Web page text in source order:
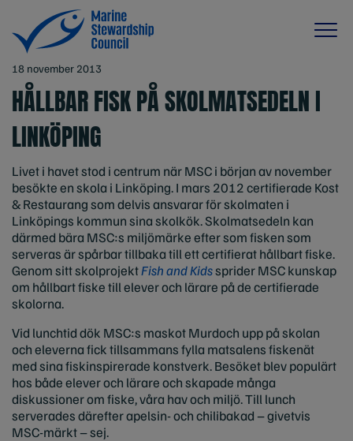
18 november 2013
HÅLLBAR FISK PÅ SKOLMATSEDELN I
LINKÖPING
Livet i havet stod i centrum när MSC i början av november
besökte en skola i Linköping. I mars 2012 certifierade Kost
& Restaurang som delvis ansvarar för skolmaten i
Linköpings kommun sina skolkök. Skolmatsedeln kan
därmed bära MSC:s miljömärke efter som fisken som
serveras är spårbar tillbaka till ett certifierat hållbart fiske.
Genom sitt skolprojektFish and Kidssprider MSC kunskap
om hållbart fiske till elever och lärare på de certifierade
skolorna.
Vid lunchtid dök MSC:s maskot Murdoch upp på skolan
och eleverna fick tillsammans fylla matsalens fiskenät
med sina fiskinspirerade konstverk. Besöket blev populärt
hos både elever och lärare och skapade många
diskussioner om fiske, våra hav och miljö. Till lunch
serverades därefter apelsin- och chilibakad – givetvis
MSC-märkt – sej.